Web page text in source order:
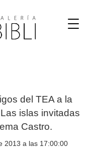
del TEA a la
islas invitadas
Castro.
2013 a las 17:00:00